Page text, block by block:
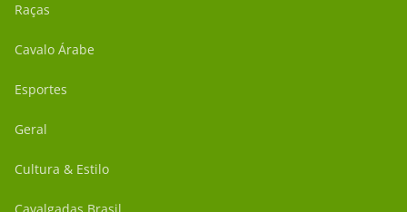
Raças
Cavalo Árabe
Esportes
Geral
Cultura & Estilo